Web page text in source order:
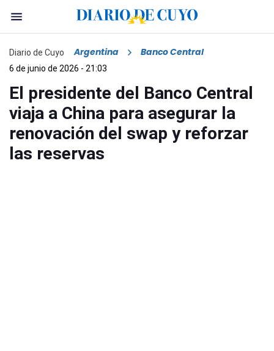
Diario de Cuyo Argentina Banco Central
6 de junio de 2026 - 21:03
El presidente del Banco Central
viaja a China para asegurar la
renovación del swap y reforzar
las reservas